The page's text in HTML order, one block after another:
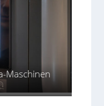
Maschinen